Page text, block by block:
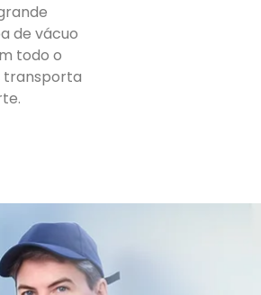
de vácuo
todo o
transporta